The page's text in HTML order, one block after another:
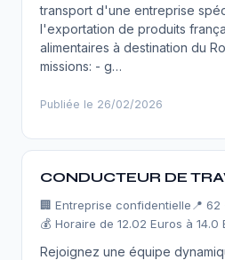
transport d'une entreprise
l'exportation de produits
alimentaires à destination du
missions: - g…
Publiée le 26/02/2026
CONDUCTEUR DE
🏢 Entreprise confidentielle 📍
💰 Horaire de 12.02 Euros à 14.0
Rejoignez une équipe